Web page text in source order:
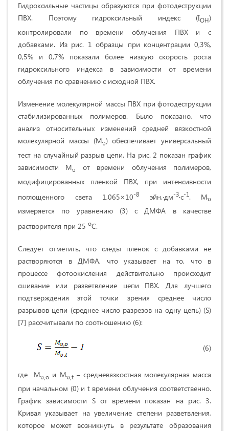
Гидроксильные частицы образуются при фотодеструкции
ПВХ. Поэтому гидроксильный индекс (IОН)
контролировали по времени облучения ПВХ и с
добавками. Из рис. 1 образцы при концентрации 0,3%,
0,5% и 0,7% показали более низкую скорость роста
гидроксильного индекса в зависимости от времени
облучения по сравнению с исходной ПВХ.
Изменение молекулярной массы ПВХ при фотодеструкции
стабилизированных полимеров. Было показано, что
анализ относительных изменений средней вязкостной
молекулярной массы (Mυ) обеспечивает универсальный
тест на случайный разрыв цепи. На рис. 2 показан график
зависимости Mυ
от времени облучения полимеров,
модифицированных пленкой ПВХ, при интенсивности
поглощенного света 1,065×10-8 эйн.·дм-3·с-1. Mυ
измеряется по уравнению (3) с ДМФА в качестве
растворителя при 25 оC.
Следует отметить, что следы пленок с добавками не
растворяются в ДМФА, что указывает на то, что в
процессе фотоокисления действительно происходит
сшивание или разветвление цепи ПВХ. Для лучшего
подтверждения этой точки зрения среднее число
разрывов цепи (среднее число разрезов на одну цепь) (S)
[7] рассчитывали по соотношению (6):
(6)
где Mυ,o и Mυ,t– средневязкостная молекулярная масса
при начальном (0) и t времени облучения соответственно.
График зависимости S от времени показан на рис. 3.
Кривая указывает на увеличение степени разветвления,
которое может возникнуть в результате образования